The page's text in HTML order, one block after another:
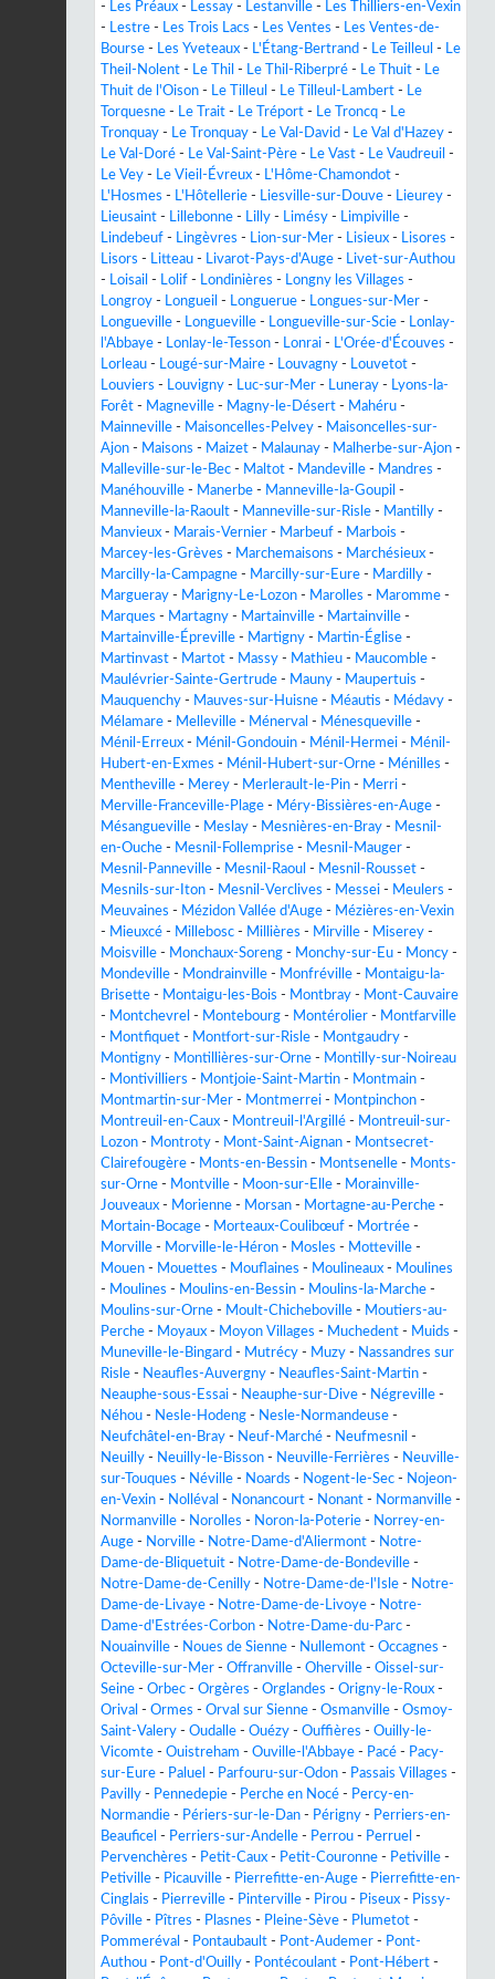
- Les Préaux - Lessay - Lestanville - Les Thilliers-en-Vexin
- Lestre - Les Trois Lacs - Les Ventes - Les Ventes-de-
Bourse - Les Yveteaux - L'Étang-Bertrand - Le Teilleul - Le
Theil-Nolent - Le Thil - Le Thil-Riberpré - Le Thuit - Le
Thuit de l'Oison - Le Tilleul - Le Tilleul-Lambert - Le
Torquesne - Le Trait - Le Tréport - Le Troncq - Le
Tronquay - Le Tronquay - Le Val-David - Le Val d'Hazey -
Le Val-Doré - Le Val-Saint-Père - Le Vast - Le Vaudreuil -
Le Vey - Le Vieil-Évreux - L'Hôme-Chamondot -
L'Hosmes - L'Hôtellerie - Liesville-sur-Douve - Lieurey -
Lieusaint - Lillebonne - Lilly - Limésy - Limpiville -
Lindebeuf - Lingèvres - Lion-sur-Mer - Lisieux - Lisores -
Lisors - Litteau - Livarot-Pays-d'Auge - Livet-sur-Authou
- Loisail - Lolif - Londinières - Longny les Villages -
Longroy - Longueil - Longuerue - Longues-sur-Mer -
Longueville - Longueville - Longueville-sur-Scie - Lonlay-
l'Abbaye - Lonlay-le-Tesson - Lonrai - L'Orée-d'Écouves -
Lorleau - Lougé-sur-Maire - Louvagny - Louvetot -
Louviers - Louvigny - Luc-sur-Mer - Luneray - Lyons-la-
Forêt - Magneville - Magny-le-Désert - Mahéru -
Mainneville - Maisoncelles-Pelvey - Maisoncelles-sur-
Ajon - Maisons - Maizet - Malaunay - Malherbe-sur-Ajon -
Malleville-sur-le-Bec - Maltot - Mandeville - Mandres -
Manéhouville - Manerbe - Manneville-la-Goupil -
Manneville-la-Raoult - Manneville-sur-Risle - Mantilly -
Manvieux - Marais-Vernier - Marbeuf - Marbois -
Marcey-les-Grèves - Marchemaisons - Marchésieux -
Marcilly-la-Campagne - Marcilly-sur-Eure - Mardilly -
Margueray - Marigny-Le-Lozon - Marolles - Maromme -
Marques - Martagny - Martainville - Martainville -
Martainville-Épreville - Martigny - Martin-Église -
Martinvast - Martot - Massy - Mathieu - Maucomble -
Maulévrier-Sainte-Gertrude - Mauny - Maupertuis -
Mauquenchy - Mauves-sur-Huisne - Méautis - Médavy -
Mélamare - Melleville - Ménerval - Ménesqueville -
Ménil-Erreux - Ménil-Gondouin - Ménil-Hermei - Ménil-
Hubert-en-Exmes - Ménil-Hubert-sur-Orne - Ménilles -
Mentheville - Merey - Merlerault-le-Pin - Merri -
Merville-Franceville-Plage - Méry-Bissières-en-Auge -
Mésangueville - Meslay - Mesnières-en-Bray - Mesnil-
en-Ouche - Mesnil-Follemprise - Mesnil-Mauger -
Mesnil-Panneville - Mesnil-Raoul - Mesnil-Rousset -
Mesnils-sur-Iton - Mesnil-Verclives - Messei - Meulers -
Meuvaines - Mézidon Vallée d'Auge - Mézières-en-Vexin
- Mieuxcé - Millebosc - Millières - Mirville - Miserey -
Moisville - Monchaux-Soreng - Monchy-sur-Eu - Moncy -
Mondeville - Mondrainville - Monfréville - Montaigu-la-
Brisette - Montaigu-les-Bois - Montbray - Mont-Cauvaire
- Montchevrel - Montebourg - Montérolier - Montfarville
- Montfiquet - Montfort-sur-Risle - Montgaudry -
Montigny - Montillières-sur-Orne - Montilly-sur-Noireau
- Montivilliers - Montjoie-Saint-Martin - Montmain -
Montmartin-sur-Mer - Montmerrei - Montpinchon -
Montreuil-en-Caux - Montreuil-l'Argillé - Montreuil-sur-
Lozon - Montroty - Mont-Saint-Aignan - Montsecret-
Clairefougère - Monts-en-Bessin - Montsenelle - Monts-
sur-Orne - Montville - Moon-sur-Elle - Morainville-
Jouveaux - Morienne - Morsan - Mortagne-au-Perche -
Mortain-Bocage - Morteaux-Coulibœuf - Mortrée -
Morville - Morville-le-Héron - Mosles - Motteville -
Mouen - Mouettes - Mouflaines - Moulineaux - Moulines
- Moulines - Moulins-en-Bessin - Moulins-la-Marche -
Moulins-sur-Orne - Moult-Chicheboville - Moutiers-au-
Perche - Moyaux - Moyon Villages - Muchedent - Muids -
Muneville-le-Bingard - Mutrécy - Muzy - Nassandres sur
Risle - Neaufles-Auvergny - Neaufles-Saint-Martin -
Neauphe-sous-Essai - Neauphe-sur-Dive - Négreville -
Néhou - Nesle-Hodeng - Nesle-Normandeuse -
Neufchâtel-en-Bray - Neuf-Marché - Neufmesnil -
Neuilly - Neuilly-le-Bisson - Neuville-Ferrières - Neuville-
sur-Touques - Néville - Noards - Nogent-le-Sec - Nojeon-
en-Vexin - Nolléval - Nonancourt - Nonant - Normanville -
Normanville - Norolles - Noron-la-Poterie - Norrey-en-
Auge - Norville - Notre-Dame-d'Aliermont - Notre-
Dame-de-Bliquetuit - Notre-Dame-de-Bondeville -
Notre-Dame-de-Cenilly - Notre-Dame-de-l'Isle - Notre-
Dame-de-Livaye - Notre-Dame-de-Livoye - Notre-
Dame-d'Estrées-Corbon - Notre-Dame-du-Parc -
Nouainville - Noues de Sienne - Nullemont - Occagnes -
Octeville-sur-Mer - Offranville - Oherville - Oissel-sur-
Seine - Orbec - Orgères - Orglandes - Origny-le-Roux -
Orival - Ormes - Orval sur Sienne - Osmanville - Osmoy-
Saint-Valery - Oudalle - Ouézy - Ouffières - Ouilly-le-
Vicomte - Ouistreham - Ouville-l'Abbaye - Pacé - Pacy-
sur-Eure - Paluel - Parfouru-sur-Odon - Passais Villages -
Pavilly - Pennedepie - Perche en Nocé - Percy-en-
Normandie - Périers-sur-le-Dan - Périgny - Perriers-en-
Beauficel - Perriers-sur-Andelle - Perrou - Perruel -
Pervenchères - Petit-Caux - Petit-Couronne - Petiville -
Petiville - Picauville - Pierrefitte-en-Auge - Pierrefitte-en-
Cinglais - Pierreville - Pinterville - Pirou - Piseux - Pissy-
Pôville - Pîtres - Plasnes - Pleine-Sève - Plumetot -
Pommeréval - Pontaubault - Pont-Audemer - Pont-
Authou - Pont-d'Ouilly - Pontécoulant - Pont-Hébert -